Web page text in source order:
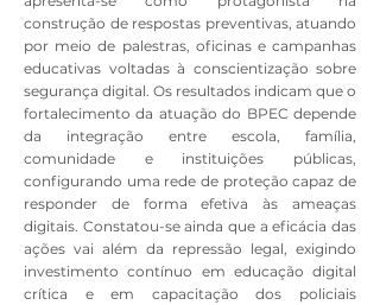
construção de respostas preventivas, atuando
por meio de palestras, oficinas e campanhas
educativas voltadas à conscientização sobre
segurança digital. Os resultados indicam que o
fortalecimento da atuação do BPEC depende
da integração entre escola, família,
comunidade e instituições públicas,
configurando uma rede de proteção capaz de
responder de forma efetiva às ameaças
digitais. Constatou-se ainda que a eficácia das
ações vai além da repressão legal, exigindo
investimento contínuo em educação digital
crítica e em capacitação dos policiais